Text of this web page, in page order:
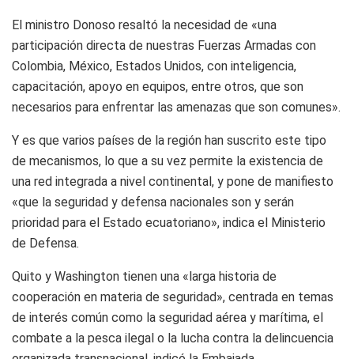
El ministro Donoso resaltó la necesidad de «una
participación directa de nuestras Fuerzas Armadas con
Colombia, México, Estados Unidos, con inteligencia,
capacitación, apoyo en equipos, entre otros, que son
necesarios para enfrentar las amenazas que son comunes».
Y es que varios países de la región han suscrito este tipo
de mecanismos, lo que a su vez permite la existencia de
una red integrada a nivel continental, y pone de manifiesto
«que la seguridad y defensa nacionales son y serán
prioridad para el Estado ecuatoriano», indica el Ministerio
de Defensa.
Quito y Washington tienen una «larga historia de
cooperación en materia de seguridad», centrada en temas
de interés común como la seguridad aérea y marítima, el
combate a la pesca ilegal o la lucha contra la delincuencia